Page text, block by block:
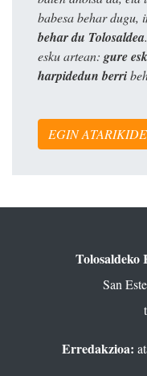
babesa behar dugu,
behar du Tolosaldea
esku artean: gure
harpidedun berri
EGIN
Tolosaldeko
San
Erredakzioa: